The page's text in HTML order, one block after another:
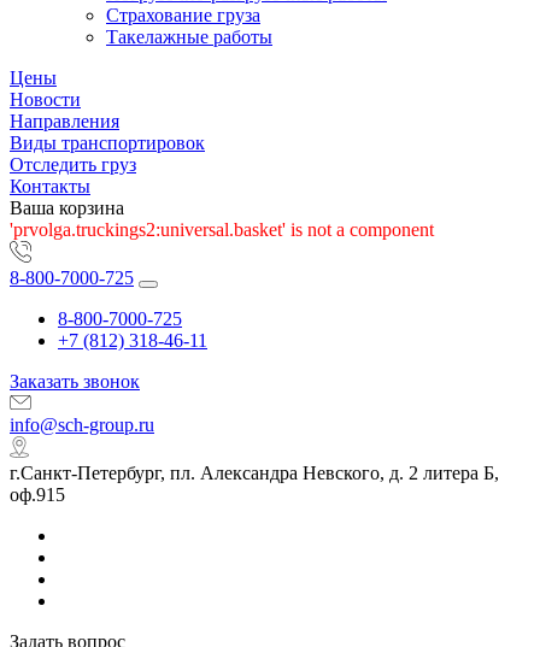
Страхование груза
Такелажные работы
Цены
Новости
Направления
Виды транспортировок
Отследить груз
Контакты
Ваша корзина
'prvolga.truckings2:universal.basket' is not a component
8-800-7000-725
8-800-7000-725
+7 (812) 318-46-11
Заказать звонок
info@sch-group.ru
г.Санкт-Петербург, пл. Александра Невского, д. 2 литера Б,
оф.915
Задать вопрос